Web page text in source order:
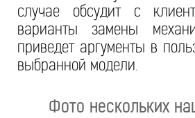
случае обсудит с
варианты замены
приведет аргументы в
выбранной модели.
Фото нескольких